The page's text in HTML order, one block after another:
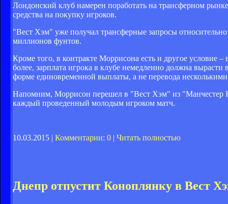
Лондонский клуб намерен поработать на трансферном
средства на покупку игроков.
"Вест Хэм" уже получал трансферные запросы относительно
миллионов фунтов.
Кроме того, в контракте Моррисона есть и другое условие
более, зарплата игрока в клубе немедленно должна
форме единовременной выплаты, а не перевода
Напомним, Моррисон перешел в "Вест Хэм" из "Манчестер
каждый проведенный молодым игроком матч.
10.03.2015 | Комментарии: 0 | Читать полностью
Днепр отпустит Коноплянку в Вест